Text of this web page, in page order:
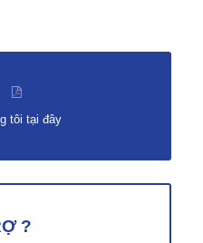
tôi tại đây
?